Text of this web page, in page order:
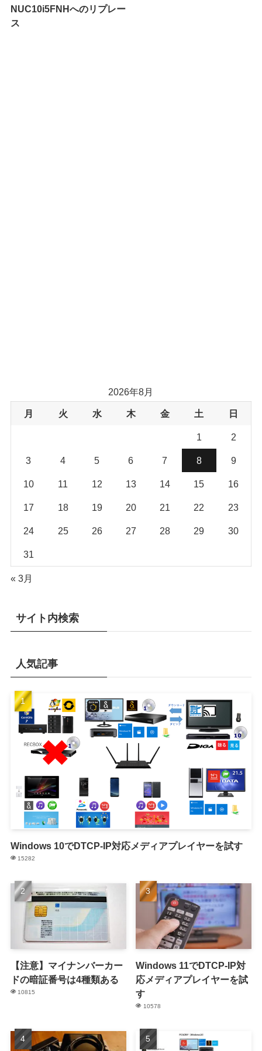
NUC10i5FNHへのリプレー
ス
2026年8月
月 火 水 木 金 土 日
1 2
3 4 5 6 7 8 9
10 11 12 13 14 15 16
17 18 19 20 21 22 23
24 25 26 27 28 29 30
31
« 3月
サイト内検索
人気記事
Windows 10でDTCP-IP対応メディアプレイヤーを試す
15282
【注意】マイナンバーカー
ドの暗証番号は4種類ある
10815
Windows 11でDTCP-IP対
応メディアプレイヤーを試
す
10578